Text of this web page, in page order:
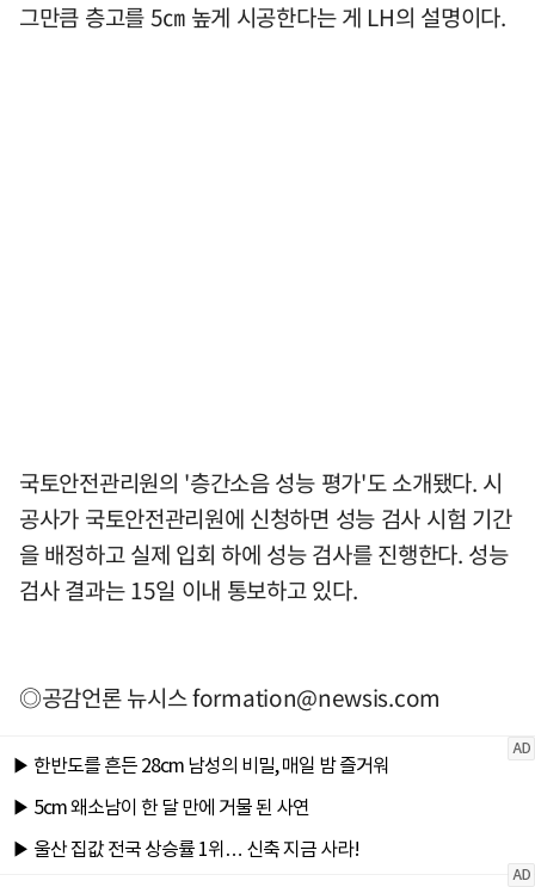
그만큼 층고를 5㎝ 높게 시공한다는 게 LH의 설명이다.
국토안전관리원의 '층간소음 성능 평가'도 소개됐다. 시
공사가 국토안전관리원에 신청하면 성능 검사 시험 기간
을 배정하고 실제 입회 하에 성능 검사를 진행한다. 성능
검사 결과는 15일 이내 통보하고 있다.
◎공감언론 뉴시스formation@newsis.com